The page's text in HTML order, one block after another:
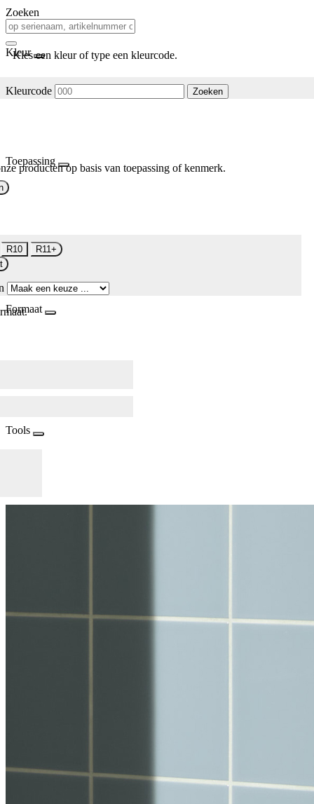
Zoeken
Kleur
Kies een kleur of type een kleurcode.
Kleurcode Zoeken
Toepassing
producten op basis van toepassing of kenmerk.
R10
R11+
Formaat
Tools